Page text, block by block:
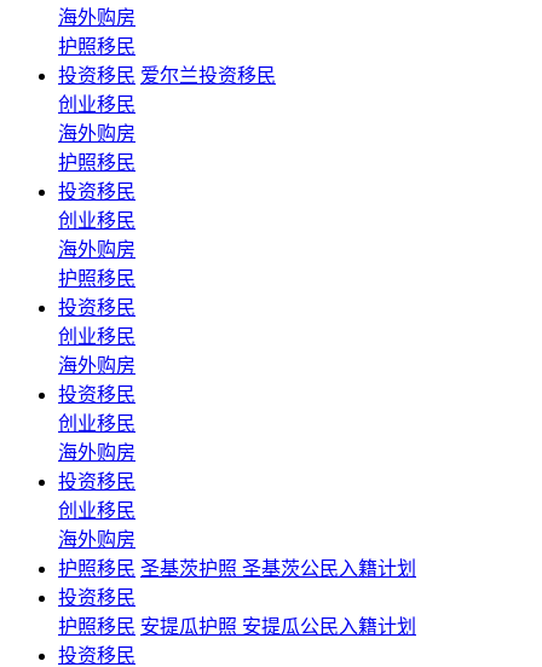
海外购房
护照移民
投资移民 爱尔兰投资移民
创业移民
海外购房
护照移民
投资移民
创业移民
海外购房
护照移民
投资移民
创业移民
海外购房
投资移民
创业移民
海外购房
投资移民
创业移民
海外购房
护照移民 圣基茨护照 圣基茨公民入籍计划
投资移民
护照移民 安提瓜护照 安提瓜公民入籍计划
投资移民